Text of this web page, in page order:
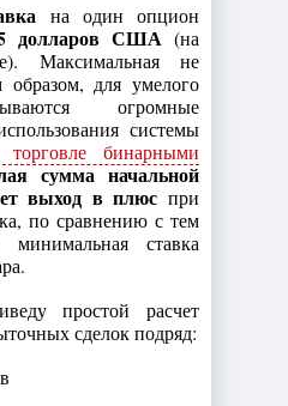
на один опцион
долларов США (на
Максимальная не
образом, для умелого
огромные
системы
бинарными
сумма начальной
выход в плюс при
по сравнению с тем
ставка
простой расчет
сделок подряд: